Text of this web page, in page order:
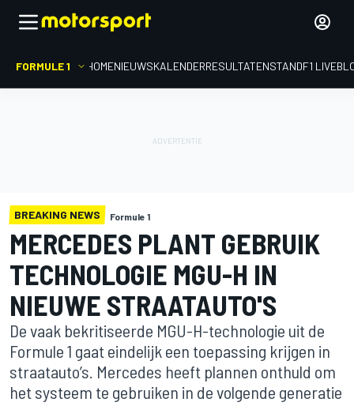
FORMULE 1 HOMENIEUWSKALENDERRESULTATENSTANDF1
BREAKING NEWS Formule 1
MERCEDES PLANT GEBRUIK
TECHNOLOGIE MGU-H IN
NIEUWE STRAATAUTO'S
De vaak bekritiseerde MGU-H-technologie uit de
Formule 1 gaat eindelijk een toepassing krijgen in
straatauto’s. Mercedes heeft plannen onthuld om
het systeem te gebruiken in de volgende generatie